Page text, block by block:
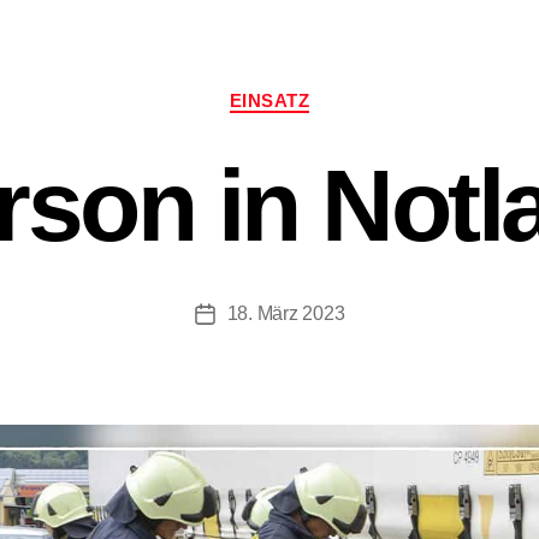
Kategorien
EINSATZ
in
Beitragsdatum
18. März 2023